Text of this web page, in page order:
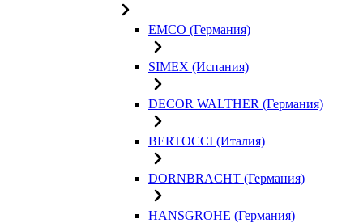
EMCO (Германия)
SIMEX (Испания)
DECOR WALTHER (Германия)
BERTOCCI (Италия)
DORNBRACHT (Германия)
HANSGROHE (Германия)